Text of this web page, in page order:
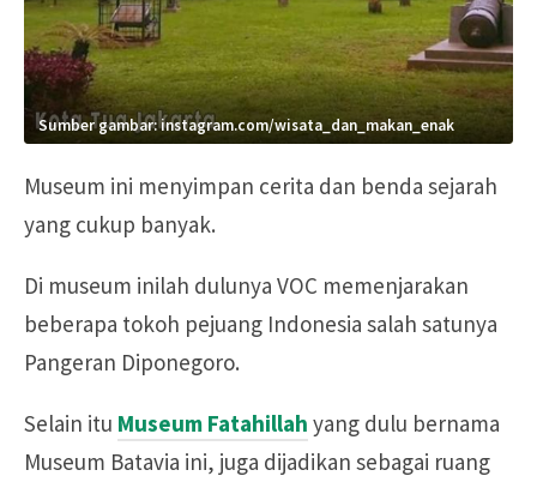
Sumber gambar: instagram.com/wisata_dan_makan_enak
Museum ini menyimpan cerita dan benda sejarah
yang cukup banyak.
Di museum inilah dulunya VOC memenjarakan
beberapa tokoh pejuang Indonesia salah satunya
Pangeran Diponegoro.
Selain itu Museum Fatahillah yang dulu bernama
Museum Batavia ini, juga dijadikan sebagai ruang